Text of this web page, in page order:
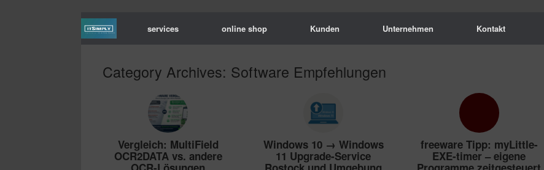
services online shop Kunden Unternehmen Kontakt
Category Archives: Software Empfehlungen
Vergleich: MultiField
OCR2DATA vs. andere
Windows 10 → Windows
11 Upgrade-Service
freeware Tipp: myLittle-
EXE-timer – eigene